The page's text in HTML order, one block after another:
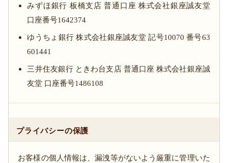
みずほ銀行 板橋支店 普通口座 株式会社銀座誠友堂
口座番号1642374
ゆうちょ銀行 株式会社銀座誠友堂 記号10070 番号63
601441
三井住友銀行 ときわ台支店 普通口座 株式会社銀座誠
友堂 口座番号1486108
プライバシーの保護
お客様の個人情報は、漏洩等がないよう厳重に管理いた